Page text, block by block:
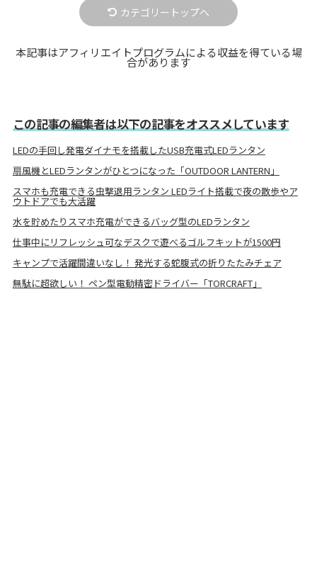
カテゴリートップへ
本記事はアフィリエイトプログラムによる収益を得ている場
合があります
この記事の編集者は以下の記事をオススメしています
LEDの手回し発電ダイナモを搭載したUSB充電式LEDランタン
扇風機とLEDランタンがひとつになった「OUTDOOR LANTERN」
スマホも充電できる虫撃退用ランタン LEDライト搭載で夜の散歩やア
ウトドアでも大活躍
水を貯めたりスマホ充電ができるバッグ型のLEDランタン
仕事中にリフレッシュ可なデスクで遊べるゴルフキットが1500円
キャンプで活躍間違いなし！ 発光する蛇腹式の折りたたみチェア
無駄に超欲しい！ ペン型電動精密ドライバー「TORCRAFT」